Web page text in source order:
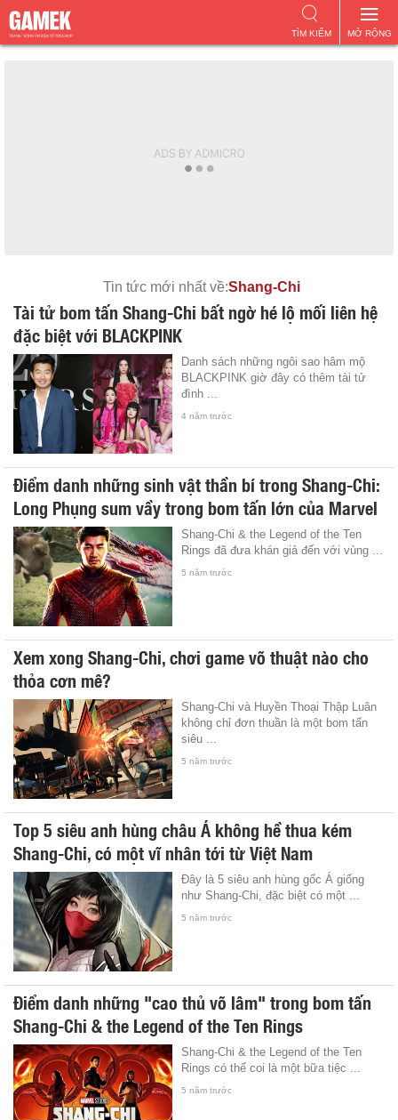
MỞ RỘNG
TÌM KIẾM
Tin tức mới nhất về:Shang-Chi
Tài tử bom tấn Shang-Chi bất ngờ hé lộ mối liên hệ
đặc biệt với BLACKPINK
Danh sách những ngôi sao hâm mộ
BLACKPINK giờ đây có thêm tài tử
đình ...
4 năm trước
Điểm danh những sinh vật thần bí trong Shang-Chi:
Long Phụng sum vầy trong bom tấn lớn của Marvel
Shang-Chi & the Legend of the Ten
Rings đã đưa khán giả đến với vùng ...
5 năm trước
Xem xong Shang-Chi, chơi game võ thuật nào cho
thỏa cơn mê?
Shang-Chi và Huyền Thoại Thập Luân
không chỉ đơn thuần là một bom tấn
siêu ...
5 năm trước
Top 5 siêu anh hùng châu Á không hề thua kém
Shang-Chi, có một vĩ nhân tới từ Việt Nam
Đây là 5 siêu anh hùng gốc Á giống
như Shang-Chi, đặc biệt có một ...
5 năm trước
Điểm danh những "cao thủ võ lâm" trong bom tấn
Shang-Chi & the Legend of the Ten Rings
Shang-Chi & the Legend of the Ten
Rings có thể coi là một bữa tiệc ...
5 năm trước